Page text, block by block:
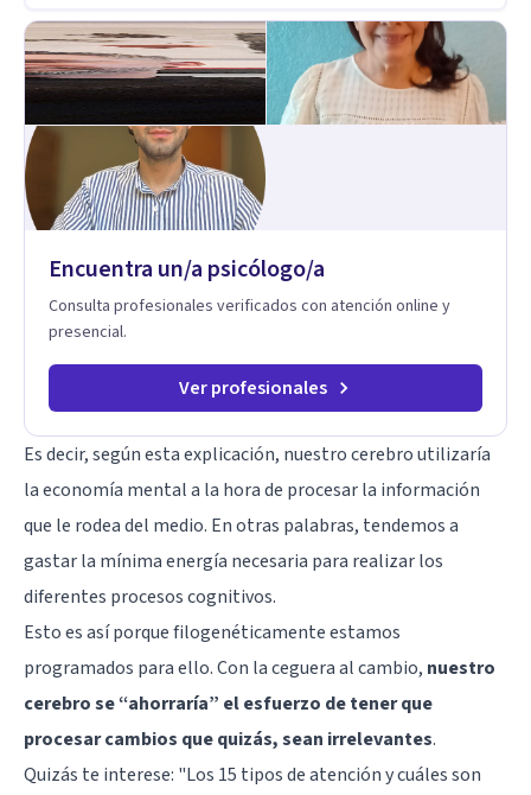
Mindfulness. Estimulación temprana, Establecimiento del
vínculo del Apego Seguro. Orientación sexual,
Acompañamiento Tanatológico. Cuidados paliativos en
Encuentra un/a psicólogo/a
Consulta profesionales verificados con atención online y
presencial.
Ver profesionales
Es decir, según esta explicación, nuestro cerebro utilizaría
la economía mental a la hora de procesar la información
que le rodea del medio. En otras palabras, tendemos a
gastar la mínima energía necesaria para realizar los
diferentes procesos cognitivos.
Esto es así porque filogenéticamente estamos
programados para ello. Con la ceguera al cambio, nuestro
cerebro se “ahorraría” el esfuerzo de tener que
procesar cambios que quizás, sean irrelevantes.
Quizás te interese: "Los 15 tipos de atención y cuáles son